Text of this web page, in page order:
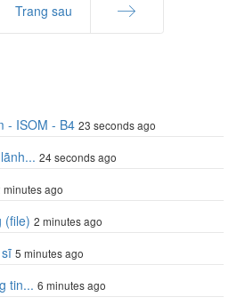
Trang sau
- ISOM - B4 23 seconds ago
24 seconds ago
minutes ago
(file) 2 minutes ago
5 minutes ago
tin... 6 minutes ago